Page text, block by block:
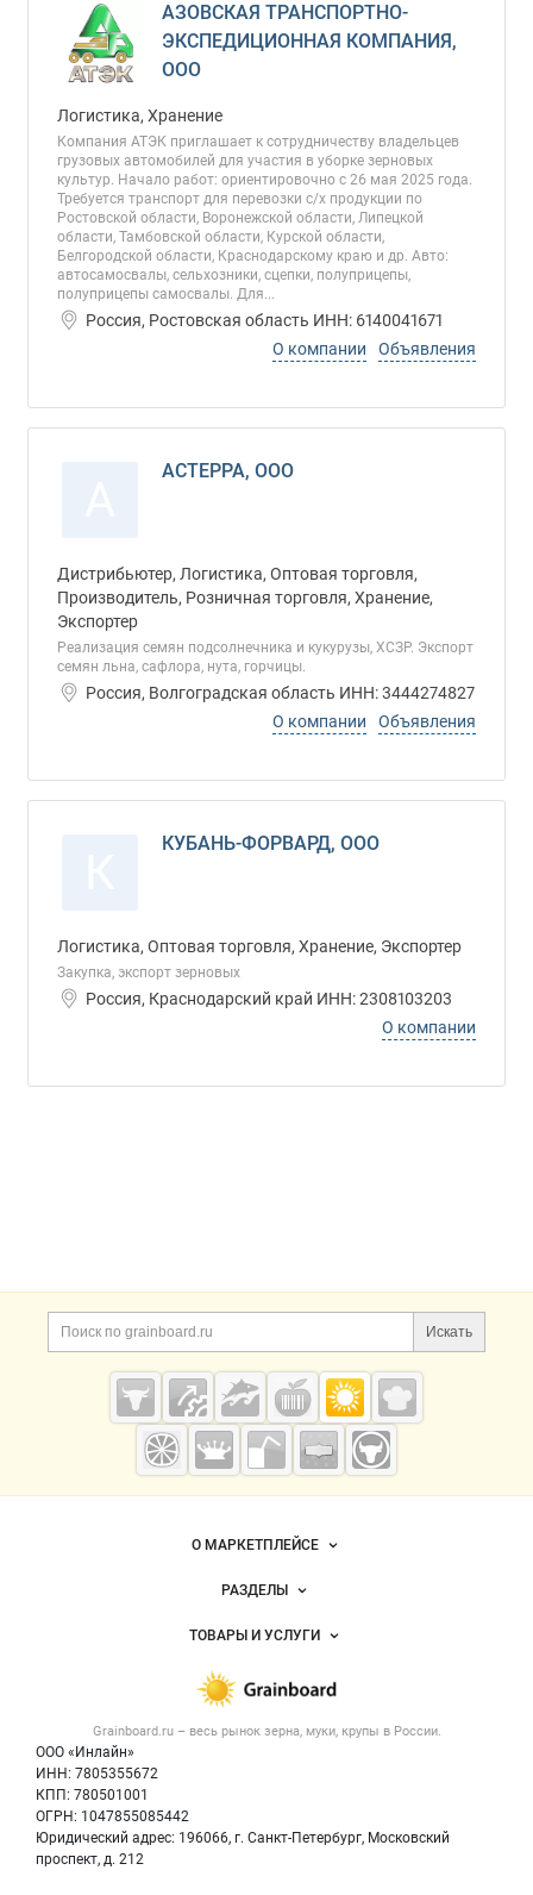
АЗОВСКАЯ ТРАНСПОРТНО-
ЭКСПЕДИЦИОННАЯ КОМПАНИЯ,
ООО
Логистика, Хранение
Компания АТЭК приглашает к сотрудничеству владельцев
грузовых автомобилей для участия в уборке зерновых
культур. Начало работ: ориентировочно с 26 мая 2025 года.
Требуется транспорт для перевозки c/х продукции по
Ростовской области, Воронежской области, Липецкой
области, Тамбовской области, Курской области,
Белгородской области, Краснодарскому краю и др. Авто:
автосамосвалы, сельхозники, сцепки, полуприцепы,
полуприцепы самосвалы. Для...
Россия, Ростовская область ИНН: 6140041671
О компании
Объявления
АСТЕРРА, ООО
Дистрибьютер, Логистика, Оптовая торговля,
Производитель, Розничная торговля, Хранение,
Экспортер
Реализация семян подсолнечника и кукурузы, ХСЗР. Экспорт
семян льна, сафлора, нута, горчицы.
Россия, Волгоградская область ИНН: 3444274827
О компании
Объявления
КУБАНЬ-ФОРВАРД, ООО
Логистика, Оптовая торговля, Хранение, Экспортер
Закупка, экспорт зерновых
Россия, Краснодарский край ИНН: 2308103203
О компании
Дополнительная информация
Поиск по сайту и
Искать
Cсылки на полезные проекты
Grainboard.ru
— зерно и
мука
Важные разделы и контакты
Grainboard.ru – весь рынок зерна, муки, крупы в России.
ООО «Инлайн»
ИНН: 7805355672
КПП: 780501001
ОГРН: 1047855085442
Юридический адрес: 196066, г. Санкт-Петербург, Московский
проспект, д. 212
Навигация по сайтуО МАРКЕТПЛЕЙСЕ
Новости Grainboard.ru
Размещение рекламы
Публичная оферта
Контактная информация
Политика обработки персональных данных
РАЗДЕЛЫ
Объявления
Новости рынка
ТОВАРЫ И УСЛУГИ
Крупы
Мука